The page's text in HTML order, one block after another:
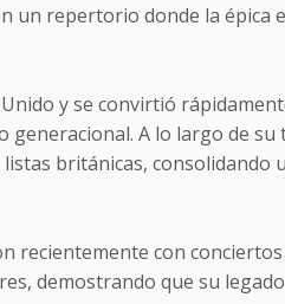
un repertorio donde la épica
y se convirtió
generacional. A lo largo de
británicas, consolidando
recientemente con
demostrando que su